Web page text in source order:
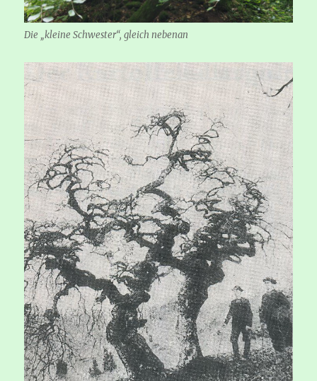
Die „kleine Schwester“, gleich nebenan